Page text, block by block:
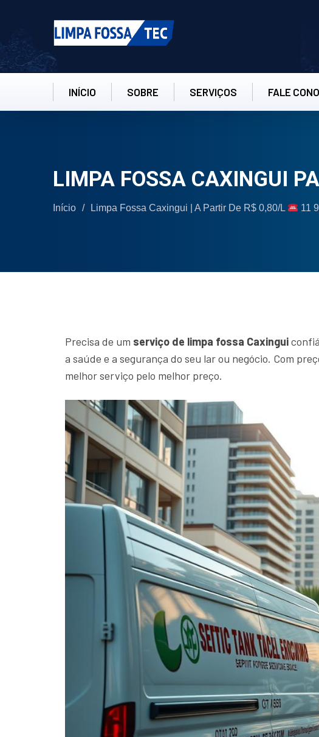
INÍCIO SOBRE SERVIÇOS FALE
LIMPA FOSSA CAXINGUI
Início / Limpa Fossa Caxingui | A Partir De R$ 0,80/L 11
Precisa de um serviço de limpa fossa Caxingui
a saúde e a segurança do seu lar ou negócio. Com
melhor serviço pelo melhor preço.